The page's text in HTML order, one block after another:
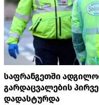
საფრანგეთში
გარდაცვალების
დადასტურდა